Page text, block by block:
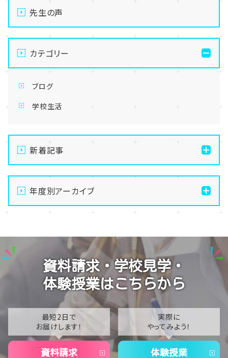
先生の声
カテゴリー
ブログ
学校生活
新着記事
【なんば】体験授業で高級感のあるマンゴータルト作り
ました！🥭✨
【なんば】キラリと輝く宝物✨「光るハーバリウム」作り
【なんば】校舎紹介の「自習室編」✨
【なんば】笑顔が溢れたオープンスクール😊在校生の
温かいお出迎えで素敵な1日に🌷
【なんば】夏季休校期間のお知らせ🍉
年度別アーカイブ
2025
2024
2023
2021
2020
資料請求・学校見学・
体験授業はこちらから
最短2日で
お届けします！
資料請求
実際に
やってみよう！
体験授業